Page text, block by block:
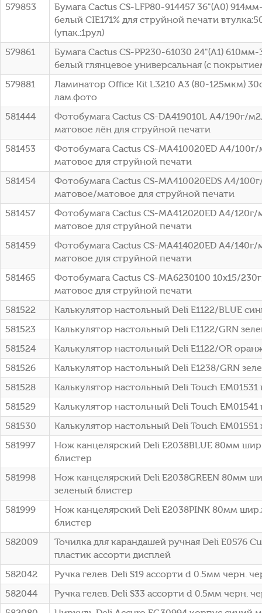
579853
Бумага Cactus CS-LFP80-914457 36"(A0)
белый CIE171% для струйной печати
(упак.:1рул)
579861
Бумага Cactus CS-PP230-61030 24"(A1)
белый глянцевое универсальная (с
579881
Ламинатор Office Kit L3210 A3 (80-125мкм)
лам.фото
581444
Фотобумага Cactus CS-DA419010L A4/190г/
матовое лён для струйной печати
581453
Фотобумага Cactus CS-MA410020ED A4/
матовое для струйной печати
581454
Фотобумага Cactus CS-MA410020EDS A4/
матовое/матовое для струйной печати
581457
Фотобумага Cactus CS-MA412020ED A4/
матовое для струйной печати
581459
Фотобумага Cactus CS-MA414020ED A4/
матовое для струйной печати
581465
Фотобумага Cactus CS-MA6230100 10x15/
матовое для струйной печати
581522
Калькулятор настольный Deli E1122/BLUE
581523
Калькулятор настольный Deli E1122/GRN
581524
Калькулятор настольный Deli E1122/OR
581526
Калькулятор настольный Deli E1238/GRN
581528
Калькулятор настольный Deli Touch EM01531
581529
Калькулятор настольный Deli Touch EM01541
581530
Калькулятор настольный Deli Touch
581997
Нож канцелярский Deli E2038BLUE 80мм
блистер
581998
Нож канцелярский Deli E2038GREEN 80мм
зеленый блистер
581999
Нож канцелярский Deli E2038PINK 80мм
блистер
582009
Точилка для карандашей ручная Deli E0576
пластик ассорти дисплей
582042
Ручка гелев. Deli S19 ассорти d 0.5мм черн.
582044
Ручка гелев. Deli S33 ассорти d 0.5мм черн.